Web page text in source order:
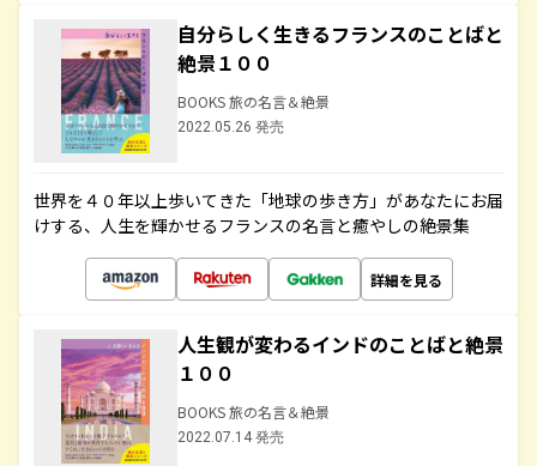
自分らしく生きるフランスのことばと
絶景１００
BOOKS 旅の名言＆絶景
2022.05.26 発売
世界を４０年以上歩いてきた「地球の歩き方」があなたにお届
けする、人生を輝かせるフランスの名言と癒やしの絶景集
詳細を見る
人生観が変わるインドのことばと絶景
１００
BOOKS 旅の名言＆絶景
2022.07.14 発売